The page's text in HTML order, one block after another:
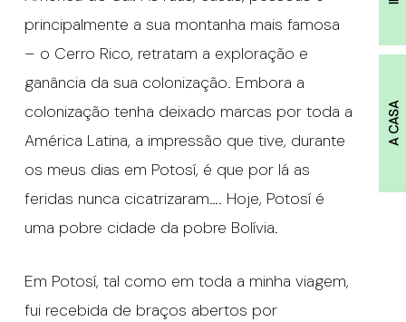
A CASA
principalmente a sua montanha mais famosa
– o Cerro Rico, retratam a exploração e
ganância da sua colonização. Embora a
colonização tenha deixado marcas por toda a
América Latina, a impressão que tive, durante
os meus dias em Potosí, é que por lá as
feridas nunca cicatrizaram…. Hoje, Potosí é
uma pobre cidade da pobre Bolívia.
Em Potosí, tal como em toda a minha viagem,
fui recebida de braços abertos por